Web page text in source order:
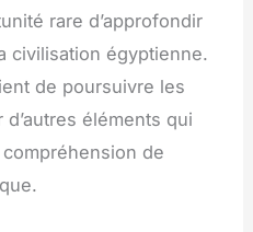
rare d’approfondir
civilisation égyptienne.
de poursuivre les
éléments qui
de